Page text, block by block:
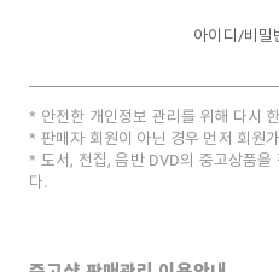
아이디/비밀
안전한 개인정보 관리를 위해 다시
판매자 회원이 아닌 경우 먼저 회원
도서, 전집, 음반 DVD의 중고상품을
다.